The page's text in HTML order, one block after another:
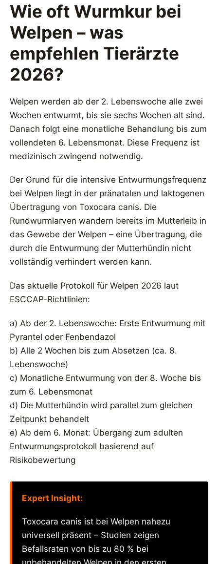
Wie oft Wurmkur bei
Welpen – was
empfehlen Tierärzte
2026?
Welpen werden ab der 2. Lebenswoche alle zwei
Wochen entwurmt, bis sie sechs Wochen alt sind.
Danach folgt eine monatliche Behandlung bis zum
vollendeten 6. Lebensmonat. Diese Frequenz ist
medizinisch zwingend notwendig.
Der Grund für die intensive Entwurmungsfrequenz
bei Welpen liegt in der pränatalen und laktogenen
Übertragung von Toxocara canis. Die
Rundwurmlarven wandern bereits im Mutterleib in
das Gewebe der Welpen – eine Übertragung, die
durch die Entwurmung der Mutterhündin nicht
vollständig verhindert werden kann.
Das aktuelle Protokoll für Welpen 2026 laut
ESCCAP-Richtlinien:
a) Ab der 2. Lebenswoche: Erste Entwurmung mit
Pyrantel oder Fenbendazol
b) Alle 2 Wochen bis zum Absetzen (ca. 8.
Lebenswoche)
c) Monatliche Entwurmung von der 8. Woche bis
zum 6. Lebensmonat
d) Die Mutterhündin wird parallel zum gleichen
Zeitpunkt behandelt
e) Ab dem 6. Monat: Übergang zum adulten
Entwurmungsprotokoll basierend auf
Risikobewertung
Expert Insight:
Toxocara canis ist bei Welpen nahezu
universell präsent – Studien zeigen
Befallsraten von bis zu 80 % bei